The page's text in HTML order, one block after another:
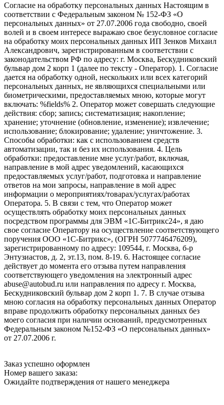
Согласие на обработку персональных данных Настоящим в
соответствии с Федеральным законом № 152-ФЗ «О
персональных данных» от 27.07.2006 года свободно, своей
волей и в своем интересе выражаю свое безусловное согласие
на обработку моих персональных данных ИП Зенков Михаил
Александрович, зарегистрированным в соответствии с
законодательством РФ по адресу: г. Москва, Бескудниковский
бульвар дом 2 корп 1 (далее по тексту - Оператор). 1. Согласие
дается на обработку одной, нескольких или всех категорий
персональных данных, не являющихся специальными или
биометрическими, предоставляемых мною, которые могут
включать: %fields% 2. Оператор может совершать следующие
действия: сбор; запись; систематизация; накопление;
хранение; уточнение (обновление, изменение); извлечение;
использование; блокирование; удаление; уничтожение. 3.
Способы обработки: как с использованием средств
автоматизации, так и без их использования. 4. Цель
обработки: предоставление мне услуг/работ, включая,
направление в мой адрес уведомлений, касающихся
предоставляемых услуг/работ, подготовка и направление
ответов на мои запросы, направление в мой адрес
информации о мероприятиях/товарах/услугах/работах
Оператора. 5. В связи с тем, что Оператор может
осуществлять обработку моих персональных данных
посредством программы для ЭВМ «1С-Битрикс24», я даю
свое согласие Оператору на осуществление соответствующего
поручения ООО «1С-Битрикс», (ОГРН 5077746476209),
зарегистрированному по адресу: 109544, г. Москва, б-р
Энтузиастов, д. 2, эт.13, пом. 8-19. 6. Настоящее согласие
действует до момента его отзыва путем направления
соответствующего уведомления на электронный адрес
abuse@autobud.ru или направления по адресу г. Москва,
Бескудниковский бульвар дом 2 корп 1. 7. В случае отзыва
мною согласия на обработку персональных данных Оператор
вправе продолжить обработку персональных данных без
моего согласия при наличии оснований, предусмотренных
Федеральным законом №152-ФЗ «О персональных данных»
от 27.07.2006 г.
Заказ успешно оформлен
Номер вашего заказа:
Ожидайте подтверждения от нашего менеджера